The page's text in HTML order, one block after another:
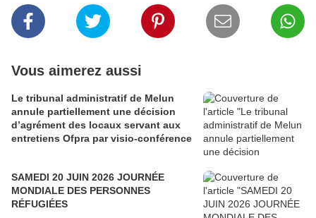
Vous aimerez aussi
Le tribunal administratif de Melun
annule partiellement une décision
d’agrément des locaux servant aux
entretiens Ofpra par visio-conférence
SAMEDI 20 JUIN 2026 JOURNÉE
MONDIALE DES PERSONNES
RÉFUGIÉES